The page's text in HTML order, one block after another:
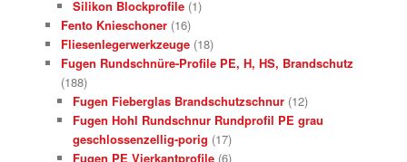
Silikon Blockprofile (1)
Fento Knieschoner (16)
Fliesenlegerwerkzeuge (18)
Fugen Rundschnüre-Profile PE, H, HS, Brandschutz
(188)
Fugen Fieberglas Brandschutzschnur (12)
Fugen Hohl Rundschnur Rundprofil PE grau
geschlossenzellig-porig (17)
Fugen PE Vierkantprofile (6)